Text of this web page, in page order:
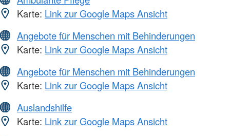
Karte: Link zur Google Maps Ansicht
Angebote für Menschen mit Behinderungen
Karte: Link zur Google Maps Ansicht
Angebote für Menschen mit Behinderungen
Karte: Link zur Google Maps Ansicht
Auslandshilfe
Karte: Link zur Google Maps Ansicht